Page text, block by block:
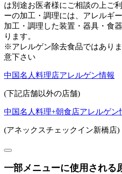
は別途お医者様にご相談の上ご
ーの加工・調理には、アレルギ
加工・調理した装置・器具・食
ります。
※アレルゲン除去食品ではあり
意下さい
中国名人料理店アレルゲン情報
(下記店舗以外の店舗)
中国名人料理+朝食店アレルゲン
(アネックスチェックイン新橋店)
一部メニューに使用される